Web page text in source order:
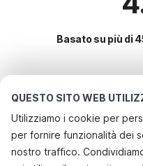
QUESTO SITO WEB
Utilizziamo i cookie per
per fornire funzionalità dei
nostro traffico.
Basato su più di
Le destinazioni più
vacanze
Servizi più popolari per le
Casa vacanze con piscina